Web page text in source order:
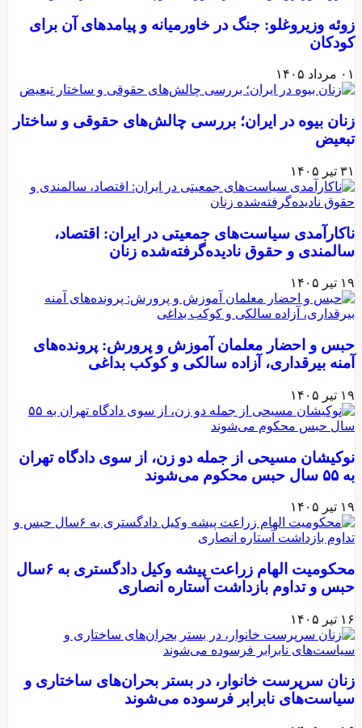
زوئه وزیروغلو: جنگ در خاورمیانه و پیامدهای آن برای
کودکان
۰۱ مرداد ۱۴۰۵
زنان بیوه در ایران؛ بررسی چالش‌های حقوقی و ساختار
تبعیض
۳۱ تیر ۱۴۰۵
ناکارآمدی سیاست‌های جمعیتی در ایران: اقتصاد،
سالمندی و حقوق نادیده‌گرفته‌شده زنان
۱۹ تیر ۱۴۰۵
حبس و احضار معلمان آموزش و پرورش: پرونده‌های
آمنه بیرقداری، آزاده سالکی و کوکب بداغی
۱۹ تیر ۱۴۰۵
نوکیشان مسیحی از جمله دو زن، از سوی دادگاه تهران
به ۵۵ سال حبس محکوم می‌شوند
۱۹ تیر ۱۴۰۵
محکومیت الهام زراعت پیشه وکیل دادگستری به ۶سال
حبس و تداوم بازداشت آستاره انصاری
۱۶ تیر ۱۴۰۵
زنان سرپرست خانوار، در بستر بحران‌های ساختاری و
سیاست‌های نابرابر فرسوده می‌شوند